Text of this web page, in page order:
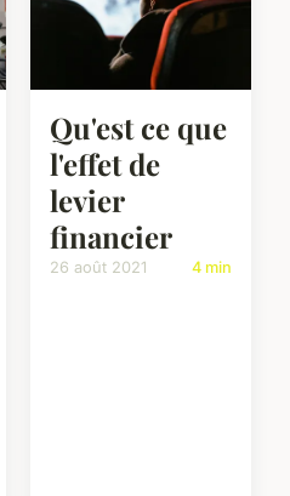
Qu'est ce que
l'effet de
levier
financier
26 août 2021 4 min